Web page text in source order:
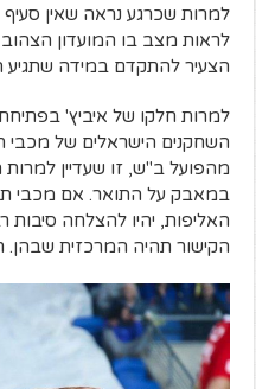
למרות שכרגע נראה שאין
לראות מצב בו המועדון
הצעיר להתקדם במידה שתגיע
למרות חלקו של איביץ'
השחקנים הישראלים של
מהפועל ב"ש, זו שעדיין
במאבק על התואר. אם מכבי
האליפות, יהיו להצלחה
הקישור תהיה המרכזית שבהן.